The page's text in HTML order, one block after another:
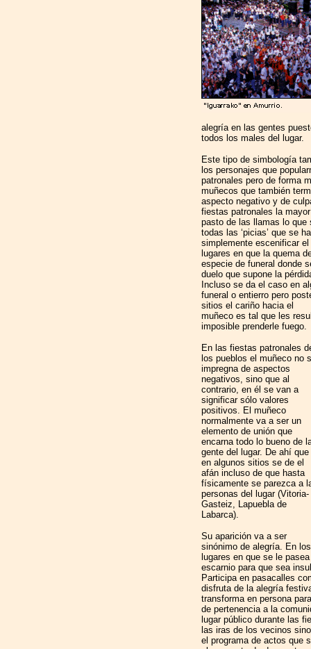
alegría en las gentes
todos los males del lugar.
Este tipo de simbología
los personajes que
patronales pero de forma
muñecos que también
aspecto negativo y de
fiestas patronales la
pasto de las llamas lo que
todas las ‘picias’ que se
simplemente escenificar
lugares en que la quema
especie de funeral donde
duelo que supone la
Incluso se da el caso en
funeral o entierro pero
sitios el cariño hacia el
muñeco es tal que les
imposible prenderle fuego.
En las fiestas patronales
los pueblos el muñeco no
impregna de aspectos
negativos, sino que al
contrario, en él se van a
significar sólo valores
positivos. El muñeco
normalmente va a ser un
elemento de unión que
encarna todo lo bueno de
gente del lugar. De ahí que
en algunos sitios se de el
afán incluso de que hasta
físicamente se parezca a
personas del lugar (Vitoria-
Gasteiz, Lapuebla de
Labarca).
Su aparición va a ser
sinónimo de alegría. En los
lugares en que se le
escarnio para que sea
Participa en pasacalles
disfruta de la alegría
transforma en persona
de pertenencia a la
lugar público durante las
las iras de los vecinos
el programa de actos que